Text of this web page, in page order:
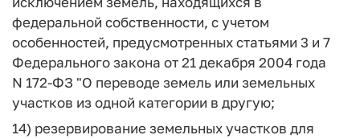
федеральной собственности, с учетом
особенностей, предусмотренных статьями 3 и 7
Федерального закона от 21 декабря 2004 года
N 172-ФЗ "О переводе земель или земельных
участков из одной категории в другую;
14) резервирование земельных участков для